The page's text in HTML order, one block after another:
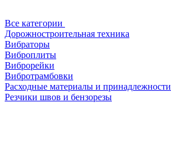
Все категории
Дорожностроительная техника
Вибраторы
Виброплиты
Виброрейки
Вибротрамбовки
Расходные материалы и принадлежности
Резчики швов и бензорезы